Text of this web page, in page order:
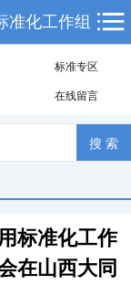
准化工作组
标准专区
在线留言
标准化工作
在山西大同